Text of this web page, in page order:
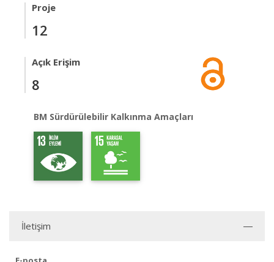
Proje
12
Açık Erişim
8
BM Sürdürülebilir Kalkınma Amaçları
İletişim